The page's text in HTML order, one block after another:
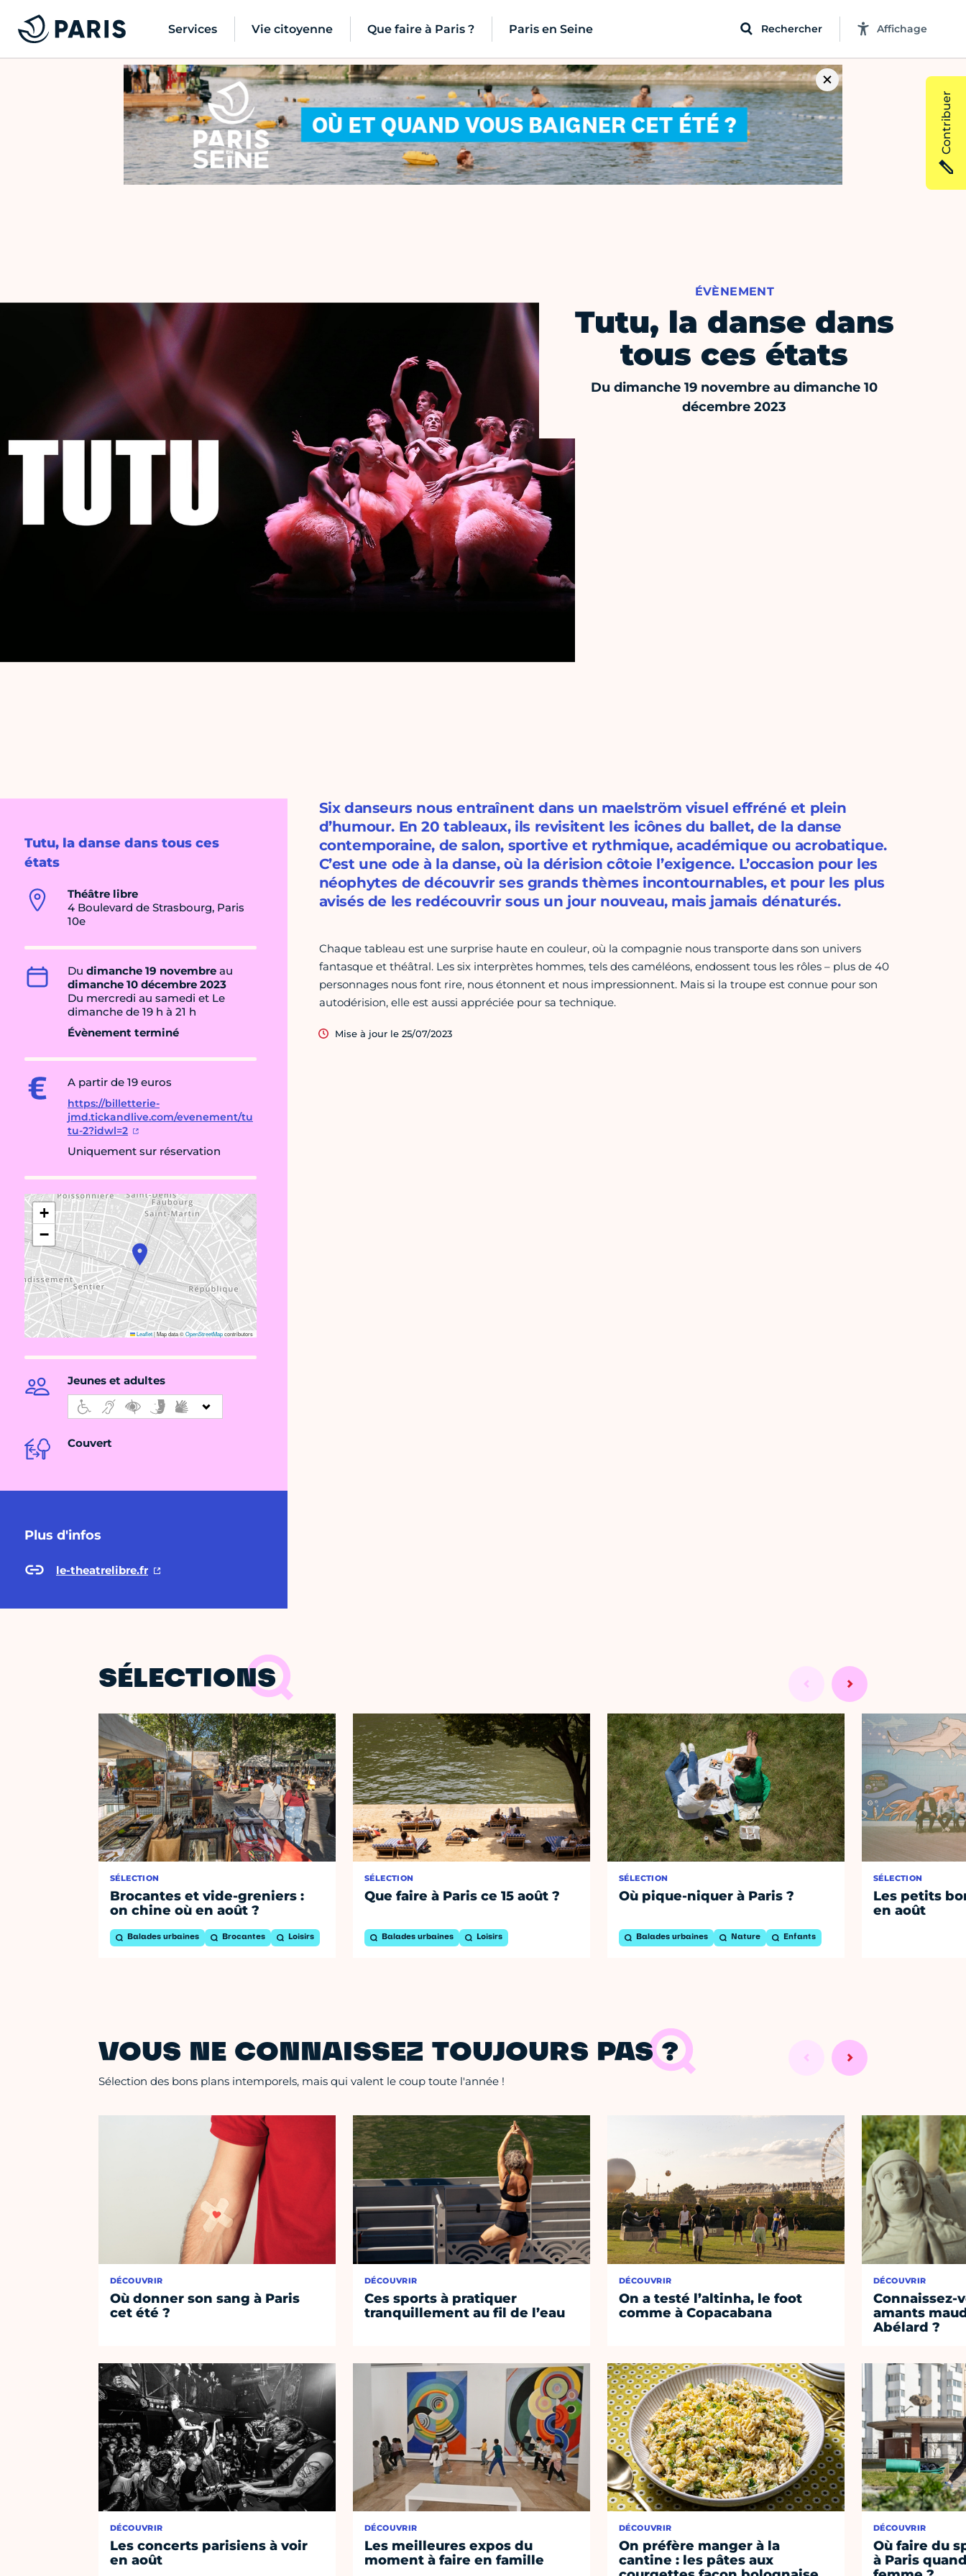
Services Vie citoyenne Que faire à Paris ? Paris en Seine Rechercher Affichage
ÉVÈNEMENT
Tutu, la danse dans
tous ces états
Du dimanche 19 novembre au dimanche 10
décembre 2023
Tutu, la danse dans tous ces
états
Théâtre libre
4 Boulevard de Strasbourg, Paris
10e
Du dimanche 19 novembre au
dimanche 10 décembre 2023
Du mercredi au samedi et Le
dimanche de 19 h à 21 h
Évènement terminé
A partir de 19 euros
https://billetterie-
jmd.tickandlive.com/evenement/tu
tu-2?idwl=2
Uniquement sur réservation
+
−
Leaflet|Map data ©OpenStreetMapcontributors
Jeunes et adultes
Couvert
Plus d'infos
le-theatrelibre.fr
Six danseurs nous entraînent dans un maelström visuel effréné et plein
d’humour. En 20 tableaux, ils revisitent les icônes du ballet, de la danse
contemporaine, de salon, sportive et rythmique, académique ou acrobatique.
C’est une ode à la danse, où la dérision côtoie l’exigence. L’occasion pour les
néophytes de découvrir ses grands thèmes incontournables, et pour les plus
avisés de les redécouvrir sous un jour nouveau, mais jamais dénaturés.
Chaque tableau est une surprise haute en couleur, où la compagnie nous transporte dans son univers
fantasque et théâtral. Les six interprètes hommes, tels des caméléons, endossent tous les rôles – plus de 40
personnages nous font rire, nous étonnent et nous impressionnent. Mais si la troupe est connue pour son
autodérision, elle est aussi appréciée pour sa technique.
Mise à jour le 25/07/2023
SÉLECTIONS
SÉLECTION
Brocantes et vide-greniers :
on chine où en août ?
Balades urbaines Brocantes Loisirs
SÉLECTION
Que faire à Paris ce 15 août ?
Balades urbaines Loisirs
SÉLECTION
Où pique-niquer à Paris ?
Balades urbaines Nature Enfants
SÉLECTION
Les petits
en août
VOUS NE CONNAISSEZ TOUJOURS PAS ?
Sélection des bons plans intemporels, mais qui valent le coup toute l'année !
DÉCOUVRIR
Où donner son sang à Paris
cet été ?
DÉCOUVRIR
Les concerts parisiens à voir
en août
DÉCOUVRIR
Ces sports à pratiquer
tranquillement au fil de l’eau
DÉCOUVRIR
Les meilleures expos du
moment à faire en famille
DÉCOUVRIR
On a testé l’altinha, le foot
comme à Copacabana
DÉCOUVRIR
On préfère manger à la
cantine : les pâtes aux
DÉCOUVRIR
Connaissez-
amants
Abélard ?
DÉCOUVRIR
Où faire du
à Paris
Contribuer